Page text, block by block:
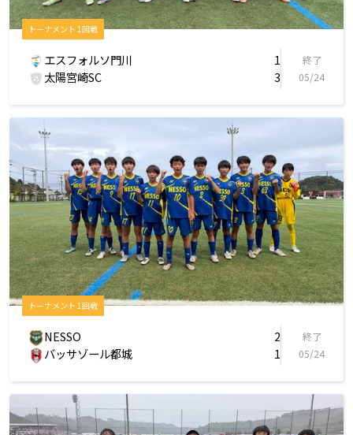
トーナメント 1回戦
エスフォルソ門川 1
太陽宮崎SC 3
終了
05/24
トーナメント 1回戦
NESSO 2
バッサゾール都城 1
終了
05/24